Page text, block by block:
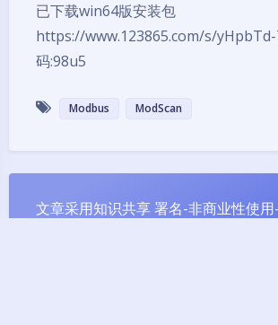
已下载win64版安装包
https://www.123865.com/s/yHpbTd-
码:98u5
Modbus ModScan
文章采用知识共享 署名-非商业性使